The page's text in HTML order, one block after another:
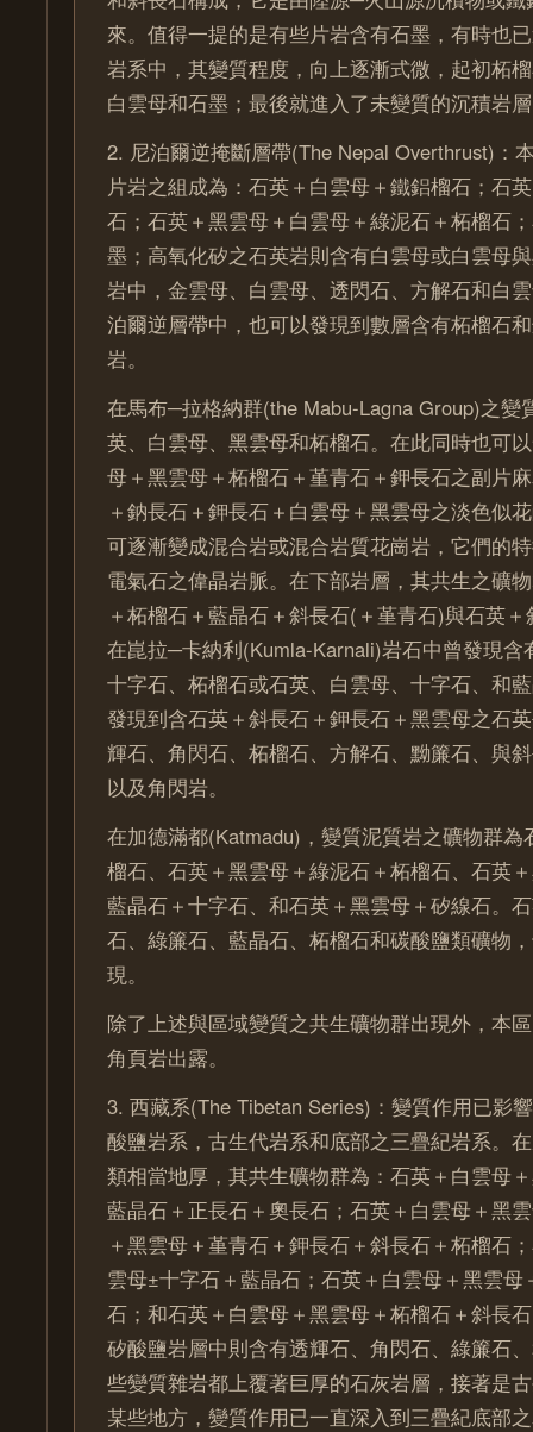
來。值得一提的是有些片岩含有石墨，有時也
岩系中，其變質程度，向上逐漸式微，起初柘
白雲母和石墨；最後就進入了未變質的沉積岩
2. 尼泊爾逆掩斷層帶(The Nepal Overthrust)：
片岩之組成為：石英＋白雲母＋鐵鋁榴石；石
石；石英＋黑雲母＋白雲母＋綠泥石＋柘榴石
墨；高氧化矽之石英岩則含有白雲母或白雲母
岩中，金雲母、白雲母、透閃石、方解石和白
泊爾逆層帶中，也可以發現到數層含有柘榴石
岩。
在馬布─拉格納群(the Mabu-Lagna Group)之變
英、白雲母、黑雲母和柘榴石。在此同時也可
母＋黑雲母＋柘榴石＋堇青石＋鉀長石之副片
＋鈉長石＋鉀長石＋白雲母＋黑雲母之淡色似
可逐漸變成混合岩或混合岩質花崗岩，它們的
電氣石之偉晶岩脈。在下部岩層，其共生之礦
＋柘榴石＋藍晶石＋斜長石(＋堇青石)與石英
在崑拉─卡納利(Kumla-Karnali)岩石中曾發現含
十字石、柘榴石或石英、白雲母、十字石、和
發現到含石英＋斜長石＋鉀長石＋黑雲母之石
輝石、角閃石、柘榴石、方解石、黝簾石、與
以及角閃岩。
在加德滿都(Katmadu)，變質泥質岩之礦物群為
榴石、石英＋黑雲母＋綠泥石＋柘榴石、石英
藍晶石＋十字石、和石英＋黑雲母＋矽線石。
石、綠簾石、藍晶石、柘榴石和碳酸鹽類礦物
現。
除了上述與區域變質之共生礦物群出現外，本
角頁岩出露。
3. 西藏系(The Tibetan Series)：變質作用已影
酸鹽岩系，古生代岩系和底部之三疊紀岩系。
類相當地厚，其共生礦物群為：石英＋白雲母
藍晶石＋正長石＋奧長石；石英＋白雲母＋黑
＋黑雲母＋堇青石＋鉀長石＋斜長石＋柘榴石
雲母±十字石＋藍晶石；石英＋白雲母＋黑雲母
石；和石英＋白雲母＋黑雲母＋柘榴石＋斜長
矽酸鹽岩層中則含有透輝石、角閃石、綠簾石
些變質雜岩都上覆著巨厚的石灰岩層，接著是
某些地方，變質作用已一直深入到三疊紀底部